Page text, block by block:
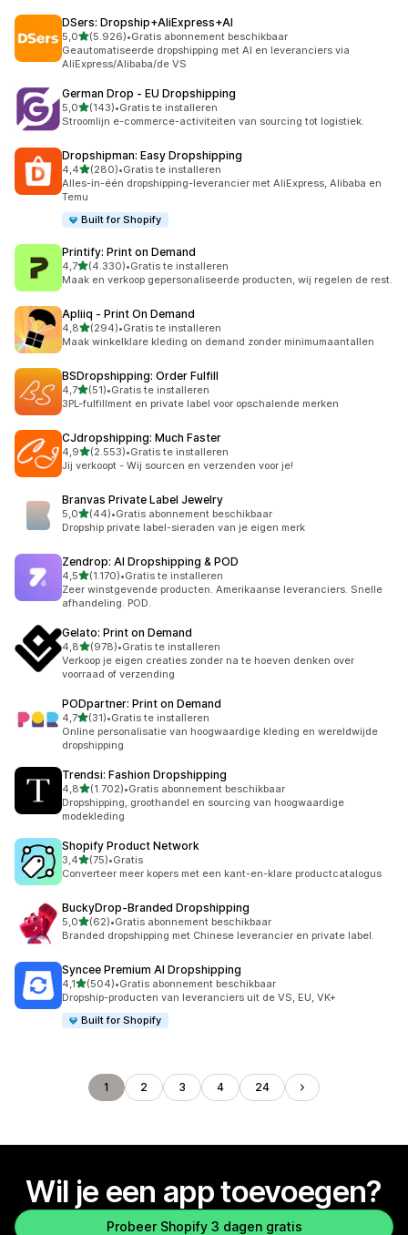
DSers: Dropship+AliExpress+AI
5,0van 5 sterren
(5.926)
5926 recensies in totaal
•Gratis abonnement beschikbaar
Geautomatiseerde dropshipping met AI en leveranciers via
AliExpress/Alibaba/de VS
German Drop ‑ EU Dropshipping
5,0van 5 sterren
(143)
143 recensies in totaal
•Gratis te installeren
Stroomlijn e-commerce-activiteiten van sourcing tot logistiek.
Dropshipman: Easy Dropshipping
4,4van 5 sterren
(280)
280 recensies in totaal
•Gratis te installeren
Alles-in-één dropshipping-leverancier met AliExpress, Alibaba en
Temu
Built for Shopify
Printify: Print on Demand
4,7van 5 sterren
(4.330)
4330 recensies in totaal
•Gratis te installeren
Maak en verkoop gepersonaliseerde producten, wij regelen de rest.
Apliiq ‑ Print On Demand
4,8van 5 sterren
(294)
294 recensies in totaal
•Gratis te installeren
Maak winkelklare kleding on demand zonder minimumaantallen
BSDropshipping: Order Fulfill
4,7van 5 sterren
(51)
51 recensies in totaal
•Gratis te installeren
3PL-fulfillment en private label voor opschalende merken
CJdropshipping: Much Faster
4,9van 5 sterren
(2.553)
2553 recensies in totaal
•Gratis te installeren
Jij verkoopt - Wij sourcen en verzenden voor je!
Branvas Private Label Jewelry
5,0van 5 sterren
(44)
44 recensies in totaal
•Gratis abonnement beschikbaar
Dropship private label-sieraden van je eigen merk
Zendrop: AI Dropshipping & POD
4,5van 5 sterren
(1.170)
1170 recensies in totaal
•Gratis te installeren
Zeer winstgevende producten. Amerikaanse leveranciers. Snelle
afhandeling. POD.
Gelato: Print on Demand
4,8van 5 sterren
(978)
978 recensies in totaal
•Gratis te installeren
Verkoop je eigen creaties zonder na te hoeven denken over
voorraad of verzending
PODpartner: Print on Demand
4,7van 5 sterren
(31)
31 recensies in totaal
•Gratis te installeren
Online personalisatie van hoogwaardige kleding en wereldwijde
dropshipping
Trendsi: Fashion Dropshipping
4,8van 5 sterren
(1.702)
1702 recensies in totaal
•Gratis abonnement beschikbaar
Dropshipping, groothandel en sourcing van hoogwaardige
modekleding
Shopify Product Network
3,4van 5 sterren
(75)
75 recensies in totaal
•Gratis
Converteer meer kopers met een kant-en-klare productcatalogus
BuckyDrop‑Branded Dropshipping
5,0van 5 sterren
(62)
62 recensies in totaal
•Gratis abonnement beschikbaar
Branded dropshipping met Chinese leverancier en private label.
Syncee Premium AI Dropshipping
4,1van 5 sterren
(504)
504 recensies in totaal
•Gratis abonnement beschikbaar
Dropship-producten van leveranciers uit de VS, EU, VK+
Built for Shopify
1 2 3 4 24
Wil je een app toevoegen?
Probeer Shopify 3 dagen gratis